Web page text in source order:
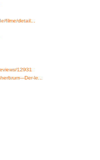
filme/detail...
12931
Der-le...